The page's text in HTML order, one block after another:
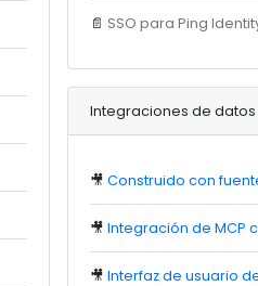
📄 SSO para Ping
Integraciones de datos
🎥Construido con
🎥Integración de MCP
🎥Interfaz de usuario